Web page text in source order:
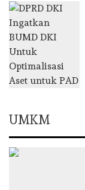
UMKM